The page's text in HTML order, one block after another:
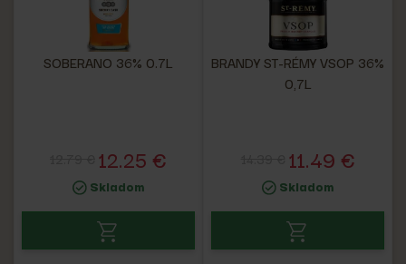
SOBERANO 36% 0.7L
12.25 €
Skladom
BRANDY ST-RÉMY VSOP 36%
0,7L
11.49 €
Skladom